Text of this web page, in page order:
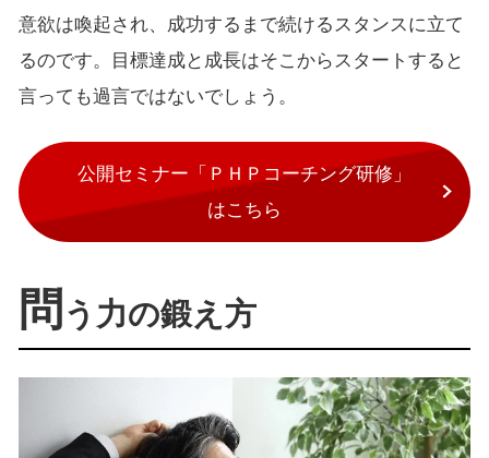
意欲は喚起され、成功するまで続けるスタンスに立て
るのです。目標達成と成長はそこからスタートすると
言っても過言ではないでしょう。
公開セミナー「ＰＨＰコーチング研修」
はこちら
問 う力の鍛え方